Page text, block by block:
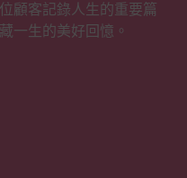
顧客記錄人生的重要篇
一生的美好回憶。